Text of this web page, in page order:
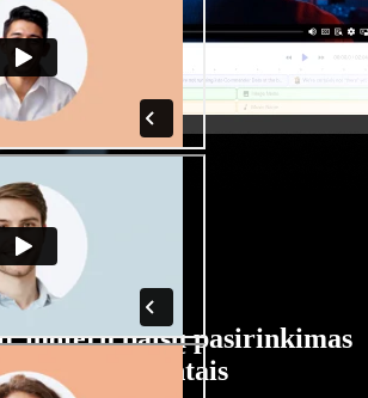
moterų balsų pasirinkimas
įvairiais akcentais